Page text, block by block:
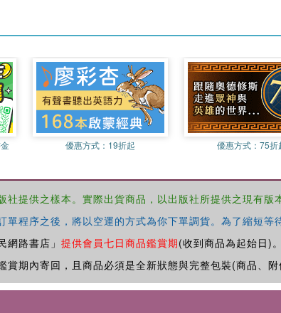
優惠方式： 19折起 優惠方式：75折
社提供之樣本。實際出貨商品，以出版社所提供之現有
單程序之後，將以空運的方式為你下單調貨。為了縮短
路書店」 提供會員七日商品鑑賞期(收到商品為起始日)。
賞期內寄回，且商品必須是全新狀態與完整包裝(商品、